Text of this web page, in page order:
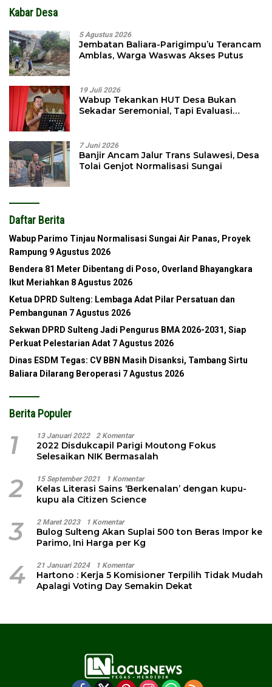
Kabar Desa
5 Agustus 2026
Jembatan Baliara-Parigimpu’u Terancam
Amblas, Warga Waswas Akses Putus
19 Juli 2026
Wabup Tekankan HUT Desa Bukan
Sekadar Seremonial, Tapi Evaluasi
7 Juni 2026
Banjir Ancam Jalur Trans Sulawesi, Desa
Tolai Genjot Normalisasi Sungai
Daftar Berita
Wabup Parimo Tinjau Normalisasi Sungai Air Panas, Proyek
Rampung 9 Agustus 2026
Bendera 81 Meter Dibentang di Poso, Overland Bhayangkara
Ikut Meriahkan 8 Agustus 2026
Ketua DPRD Sulteng: Lembaga Adat Pilar Persatuan dan
Pembangunan 7 Agustus 2026
Sekwan DPRD Sulteng Jadi Pengurus BMA 2026-2031, Siap
Perkuat Pelestarian Adat 7 Agustus 2026
Dinas ESDM Tegas: CV BBN Masih Disanksi, Tambang Sirtu
Baliara Dilarang Beroperasi 7 Agustus 2026
Berita Populer
1 13 Januari 2022 2 Komentar
2022 Disdukcapil Parigi Moutong Fokus
Selesaikan NIK Bermasalah
2 15 September 2021 1 Komentar
Kelas Literasi Sains ‘Berkenalan’ dengan kupu-
kupu ala Citizen Science
3 2 Maret 2023 1 Komentar
Bulog Sulteng Akan Suplai 500 ton Beras Impor ke
Parimo, Ini Harga per Kg
4 21 Januari 2024 1 Komentar
Hartono : Kerja 5 Komisioner Terpilih Tidak Mudah
Apalagi Voting Day Semakin Dekat